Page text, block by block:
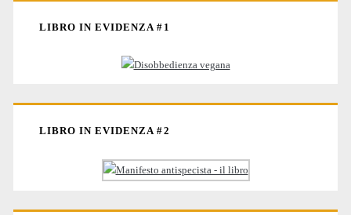
LIBRO IN EVIDENZA #1
LIBRO IN EVIDENZA #2